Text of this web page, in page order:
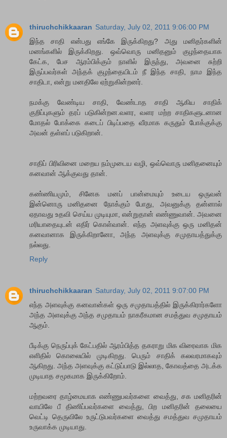
thiruchchikkaaran Saturday, July 02, 2011 9:06:00 PM
இந்த‌ சாதி என்ப‌து எங்கே இருக்கிற‌து? அது ம‌னித‌ர்க‌ளின்
ம‌ன‌ங்க‌ளில் இருக்கிற‌து. ஒவ்வொரு ம‌னித‌னும் குழ‌ந்தையாக‌
கேட்க‌, பேச‌ ஆரம்பிக்கும் நாளில் இருந்து, அவ‌னை சுற்றி
இருப்ப‌வ‌ர்க‌ள் அந்த‌க் குழ‌ந்தையிட‌ம் நீ இந்த‌ சாதி, நாம இந்த‌
சாதிடா, என்று ம‌ன‌திலே ஏற்றுகின்ற‌ன‌ர்.
ந‌ம‌க்கு வேண்டிய‌ சாதி, வேண்டாத‌ சாதி ஆகிய‌ சாதிக்
குறிப்புக‌ளும் த‌ரப் ப‌டுகின்ற‌ன‌.வ‌ள‌ர‌, வ‌ள‌ர‌ ம‌ற்ற‌ சாதிக‌ளுட‌னான‌
மோத‌ல் போக்கை க‌டைப் பிடிப்ப‌தை வீர‌மாக க‌ருதும் போக்குக்கு
அவ‌ன் த‌ள்ள‌ப் ப‌டுகிறான்.
சாதிப் பிரிவினை ம‌றைய‌ ந‌ம்முடைய‌ வ‌ழி, ஒவ்வொரு ம‌னித‌னையும்
க‌ன‌வான் ஆக்குவ‌து தான்.
க‌ண்ணிய‌மும், சினேக‌ ம‌ன‌ப் பான்மையும் உடைய‌ ஒருவ‌ன்
இன்னொரு ம‌னித‌னை நோக்கும் போது, அவ‌னுக்கு த‌ன்னால்
ஏதாவ‌து உத‌வி செய்ய‌ முடியுமா, என்றுதான் எண்ணுவான். அவ‌னை
ம‌ரியாதையுட‌ன் எதிர் கொள்வான். எந்த‌ அளவுக்கு ஒரு ம‌னித‌ன்
க‌னவானாக‌ இருக்கிறானோ, அந்த‌ அள‌வுக்கு ச‌முதாய‌த்துக்கு
ந‌ல்ல‌து.
Reply
thiruchchikkaaran Saturday, July 02, 2011 9:07:00 PM
எந்த‌ அளவுக்கு க‌ன‌வான்க‌ள் ஒரு ச‌முதாய‌த்தில் இருக்கிரார்களோ
அந்த‌ அளவுக்கு அந்த‌ ச‌முதாய‌ம் நாக‌ரீக‌மான‌ ச‌மத்துவ‌ ச‌முதாய‌ம்
ஆகும்.
பீடிக்கு நெருப்புக் கேட்பதில் ஆரம்பித்த தகராறு மிக விரைவாக மிக
எளிதில் கொலையில் முடிகிறது. பெரும் சாதிக் க‌ல‌வ‌ர‌மாக‌வும்
ஆகிற‌து. அந்த அளவுக்கு கட்டுப்பாடு இல்லாத, கோவத்தை அடக்க
முடியாத சமூகமாக இருக்கிறோம்.
ம‌ற்ற‌வ‌ரை தாழ்மையாக‌ எண்ணுப‌வ‌ர்களை வைத்து, ச‌க‌ ம‌னித‌ரின்
வாயிலே பீ திணிப்ப‌வ‌ர்க‌ளை வைத்து, பிற‌ ம‌னித‌ரின் த‌லையை
வெட்டி தெருவிலே உருட்டுப‌வ‌ர்க‌ளை வைத்து ச‌மத்துவ‌ ச‌முதாய‌ம்
உருவாக்க‌ முடியாது.